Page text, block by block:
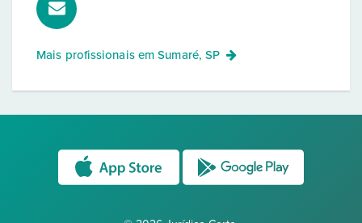
Mais profissionais emSumaré, SP